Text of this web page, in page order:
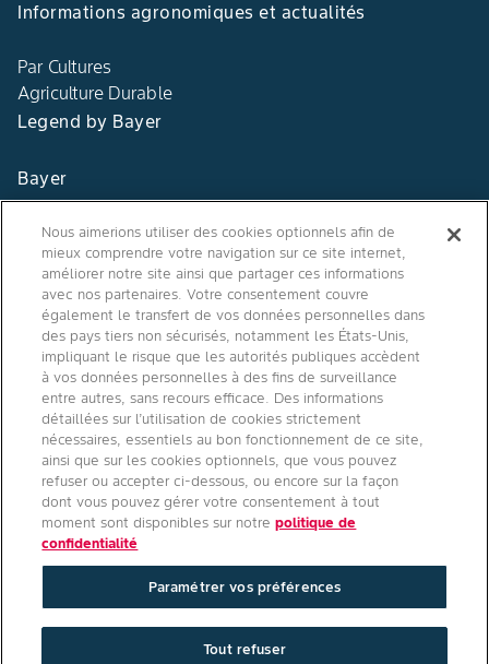
Informations agronomiques et actualités
Par Cultures
Agriculture Durable
Legend by Bayer
Bayer
Contact
Qui sommes nous ?
Agro Bayer
France
Suivez-nous
Conditions générales d'utilisation
Politique de confidentialité site
Politique de confidentialité applications mobiles
Nous aimerions utiliser des cookies optionnels afin de
mieux comprendre votre navigation sur ce site internet,
améliorer notre site ainsi que partager ces informations
avec nos partenaires. Votre consentement couvre
également le transfert de vos données personnelles dans
des pays tiers non sécurisés, notamment les États-Unis,
impliquant le risque que les autorités publiques accèdent
à vos données personnelles à des fins de surveillance
entre autres, sans recours efficace. Des informations
détaillées sur l’utilisation de cookies strictement
nécessaires, essentiels au bon fonctionnement de ce site,
ainsi que sur les cookies optionnels, que vous pouvez
refuser ou accepter ci-dessous, ou encore sur la façon
dont vous pouvez gérer votre consentement à tout
moment sont disponibles sur notrepolitique de
confidentialité
Paramétrer vos préférences
Tout refuser